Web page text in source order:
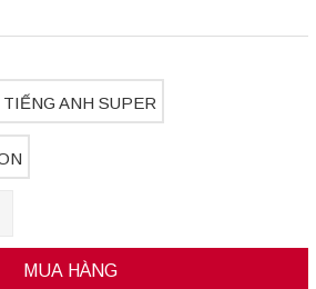
TIẾNG ANH SUPER
MUA HÀNG